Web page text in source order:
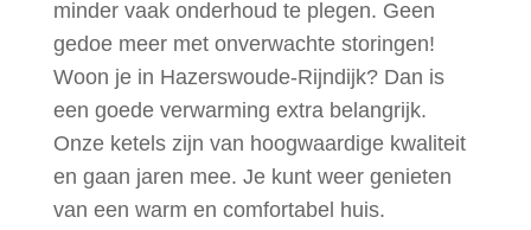
minder vaak onderhoud te plegen. Geen
gedoe meer met onverwachte storingen!
Woon je in Hazerswoude-Rijndijk? Dan is
een goede verwarming extra belangrijk.
Onze ketels zijn van hoogwaardige kwaliteit
en gaan jaren mee. Je kunt weer genieten
van een warm en comfortabel huis.